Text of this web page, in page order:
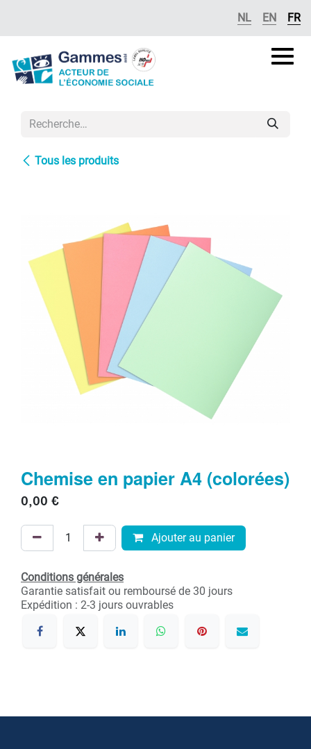
NL EN FR
Gammes
asbl
Tous les produits
Chemise en papier A4 (colorées)
0,00 €
Ajouter au panier
Conditions générales
Garantie satisfait ou remboursé de 30 jours
Expédition : 2-3 jours ouvrables